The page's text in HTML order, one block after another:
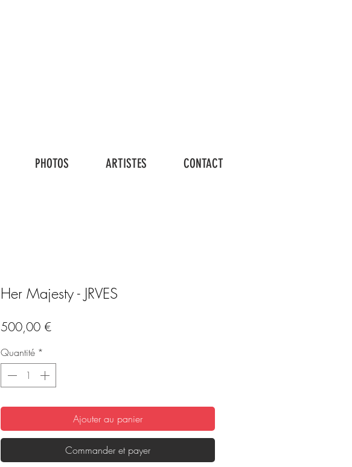
PHOTOS ARTISTES CONTACT
Her Majesty - JRVES
500,00 €Prix
Quantité *
Ajouter au panier
Commander et payer